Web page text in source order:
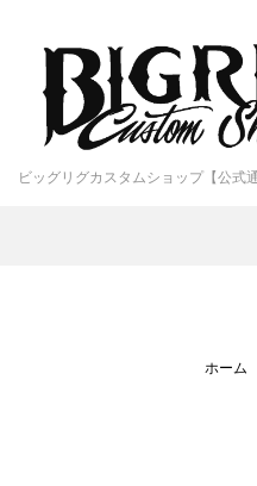
ビッグリグカスタムショップ【公式
ホーム